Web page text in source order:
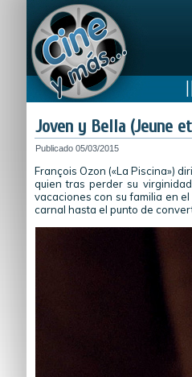
I
Joven y Bella (Jeune
Publicado 05/03/2015
François Ozon («La Piscina»)
quien tras perder su
vacaciones con su familia en
carnal hasta el punto de